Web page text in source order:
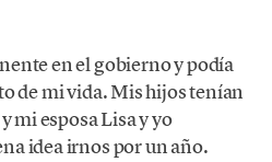
en el gobierno y podía
de mi vida. Mis hijos tenían
mi esposa Lisa y yo
idea irnos por un año.